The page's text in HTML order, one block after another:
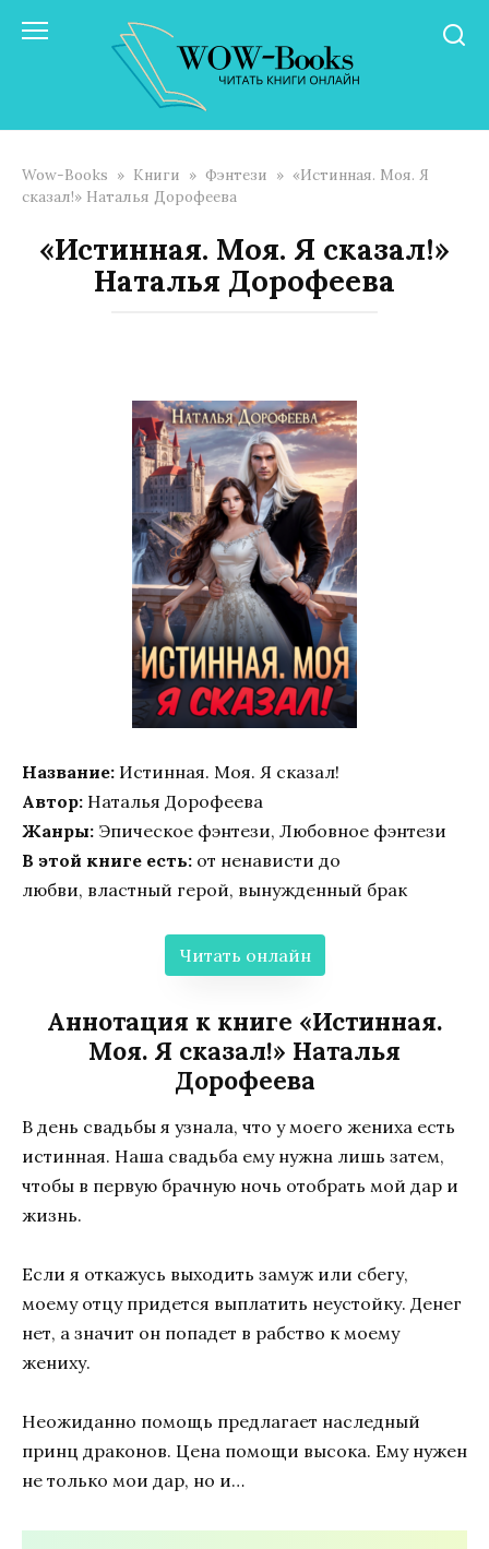
Wow-Books » Книги » Фэнтези » «Истинная. Моя. Я
сказал!» Наталья Дорофеева
«Истинная. Моя. Я сказал!»
Наталья Дорофеева
Название: Истинная. Моя. Я сказал!
Автор: Наталья Дорофеева
Жанры: Эпическое фэнтези, Любовное фэнтези
В этой книге есть: от ненависти до
любви, властный герой, вынужденный брак
Читать онлайн
Аннотация к книге «Истинная.
Моя. Я сказал!» Наталья
Дорофеева
В день свадьбы я узнала, что у моего жениха есть
истинная. Наша свадьба ему нужна лишь затем,
чтобы в первую брачную ночь отобрать мой дар и
жизнь.
Если я откажусь выходить замуж или сбегу,
моему отцу придется выплатить неустойку. Денег
нет, а значит он попадет в рабство к моему
жениху.
Неожиданно помощь предлагает наследный
принц драконов. Цена помощи высока. Ему нужен
не только мои дар, но и…